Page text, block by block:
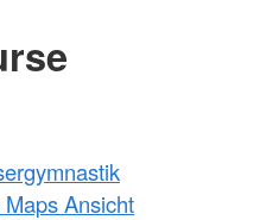
Ansicht